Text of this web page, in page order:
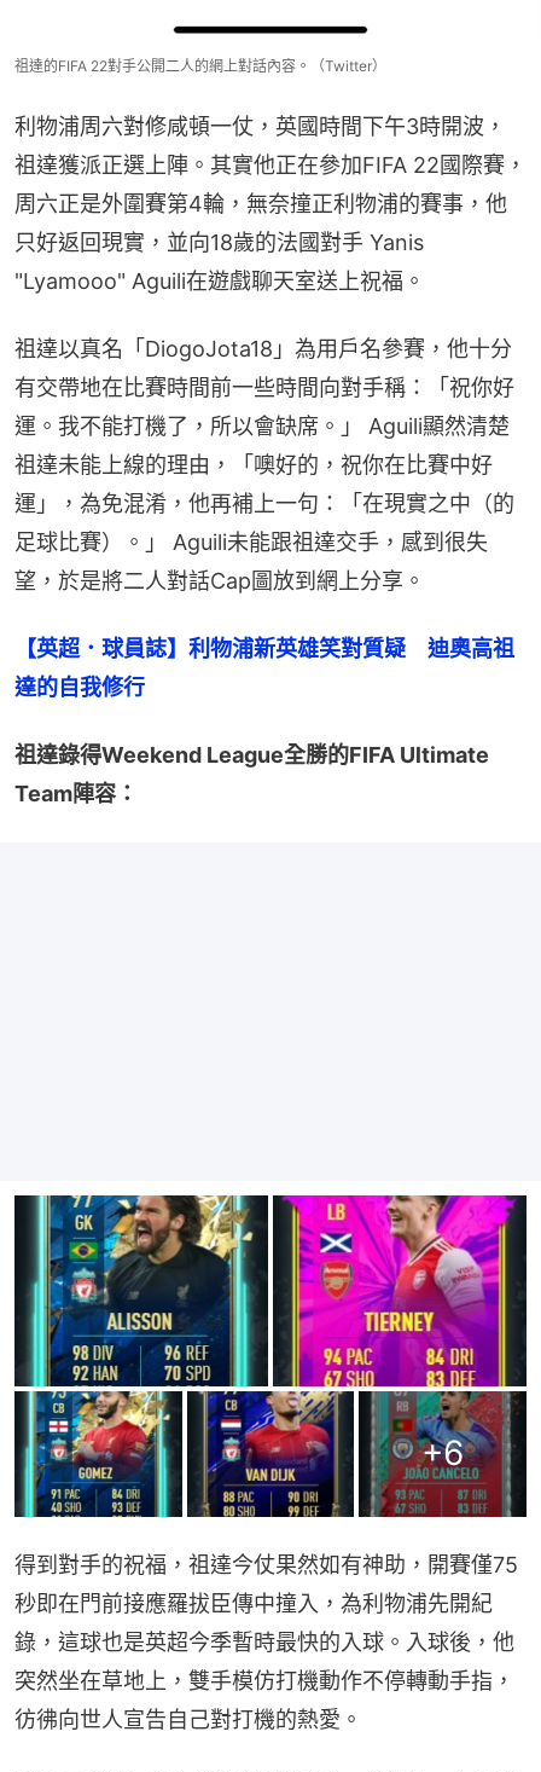
祖達的FIFA 22對手公開二人的網上對話內容。（Twitter）
利物浦周六對修咸頓一仗，英國時間下午3時開波，
祖達獲派正選上陣。其實他正在參加FIFA 22國際賽，
周六正是外圍賽第4輪，無奈撞正利物浦的賽事，他
只好返回現實，並向18歲的法國對手 Yanis
"Lyamooo" Aguili在遊戲聊天室送上祝福。
祖達以真名「DiogoJota18」為用戶名參賽，他十分
有交帶地在比賽時間前一些時間向對手稱：「祝你好
運。我不能打機了，所以會缺席。」 Aguili顯然清楚
祖達未能上線的理由，「噢好的，祝你在比賽中好
運」，為免混淆，他再補上一句：「在現實之中（的
足球比賽）。」 Aguili未能跟祖達交手，感到很失
望，於是將二人對話Cap圖放到網上分享。
【英超．球員誌】利物浦新英雄笑對質疑　迪奧高祖
達的自我修行
祖達錄得Weekend League全勝的FIFA Ultimate
Team陣容：
+6
得到對手的祝福，祖達今仗果然如有神助，開賽僅75
秒即在門前接應羅拔臣傳中撞入，為利物浦先開紀
錄，這球也是英超今季暫時最快的入球。入球後，他
突然坐在草地上，雙手模仿打機動作不停轉動手指，
彷彿向世人宣告自己對打機的熱愛。